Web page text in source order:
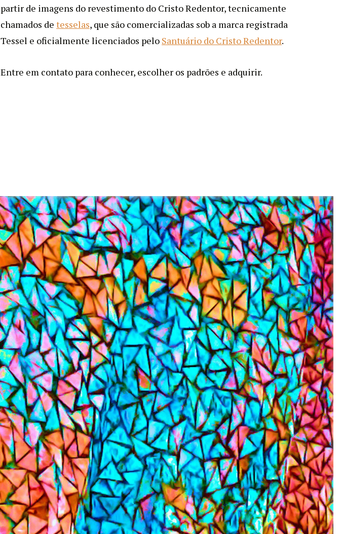
partir de imagens do revestimento do Cristo Redentor, tecnicamente
chamados de tesselas, que são comercializadas sob a marca registrada
Tessel e oficialmente licenciados pelo Santuário do Cristo Redentor.
Entre em contato para conhecer, escolher os padrões e adquirir.